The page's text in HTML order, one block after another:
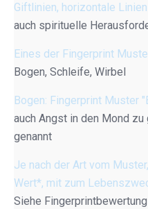
Giftlinien, horizontale
auch spirituelle
Eines der Fingerprint
Bogen, Schleife, Wirbel
Bogen: Fingerprint Muster
auch Angst in den Mond
genannt
Je nach der Art vom
Wert*, mit zum
Siehe